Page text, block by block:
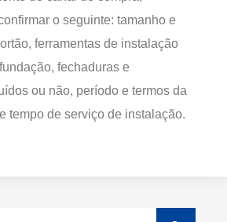
o seguinte: tamanho e
ferramentas de instalação
fechaduras e
ou não, período e termos da
tempo de serviço de instalação.